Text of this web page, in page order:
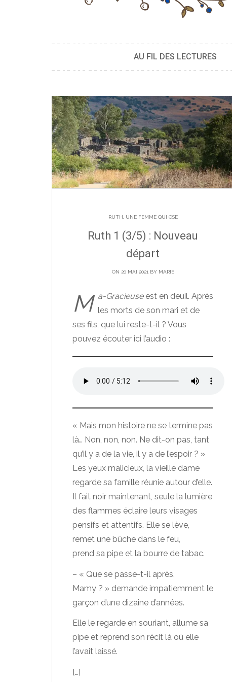
AU FIL DES LECTURES
RUTH, UNE FEMME QUI OSE
Ruth 1 (3/5) : Nouveau
départ
ON 20 MAI 2021 BY MARIE
M a-Gracieuseest en deuil. Après
les morts de son mari et de
ses fils, que lui reste-t-il ? Vous
pouvez écouter ici l’audio :
« Mais mon histoire ne se termine pas
là… Non, non, non. Ne dit-on pas, tant
qu’il y a de la vie, il y a de l’espoir ? »
Les yeux malicieux, la vieille dame
regarde sa famille réunie autour d’elle.
Il fait noir maintenant, seule la lumière
des flammes éclaire leurs visages
pensifs et attentifs. Elle se lève,
remet une bûche dans le feu,
prend sa pipe et la bourre de tabac.
– « Que se passe-t-il après,
Mamy ? » demande impatiemment le
garçon d’une dizaine d’années.
Elle le regarde en souriant, allume sa
pipe et reprend son récit là où elle
l’avait laissé.
[…]